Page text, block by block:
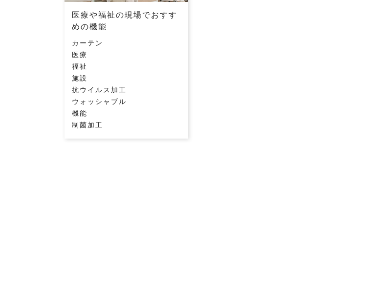
医療や福祉の現場でおすす
めの機能
カーテン
医療
福祉
施設
抗ウイルス加工
ウォッシャブル
機能
制菌加工